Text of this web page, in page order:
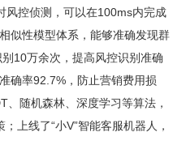
风控侦测，可以在100ms内完成
似性模型体系，能够准确发现群
10万余次，提高风控识别准确
确率92.7%，防止营销费用损
、随机森林、深度学习等算法，
上线了“小V”智能客服机器人，